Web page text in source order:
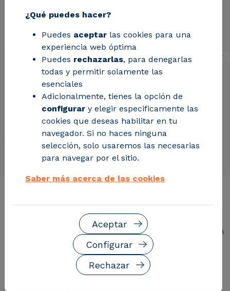
Solicita información
Mapa de capacidad actualizado mensualmente
con
la integración de datos curados de las principales
fuentes de información que muestra:
Si existe capacidad en transporte y distribución.
¿Qué puedes hacer?
Puedes aceptar las cookies para una
experiencia web óptima
Puedes rechazarlas, para denegarlas
todas y permitir solamente las
esenciales
Adicionalmente, tienes la opción de
configurar y elegir especificamente las
cookies que deseas habilitar en tu
navegador. Si no haces ninguna
selección, solo usaremos las necesarias
para navegar por el sitio.
Saber más acerca de las cookies
Rechazar
Configurar
Aceptar